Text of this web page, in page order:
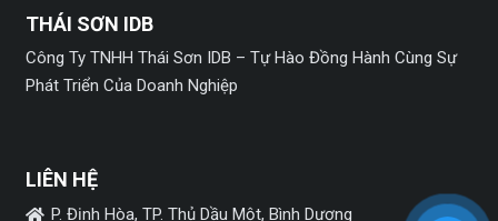
THÁI SƠN IDB
Công Ty TNHH Thái Sơn IDB – Tự Hào Đồng Hành Cùng Sự
Phát Triển Của Doanh Nghiệp
LIÊN HỆ
P. Định Hòa, TP. Thủ Dầu Một, Bình Dương